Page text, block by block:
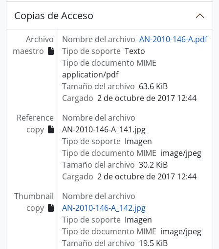
Copias de Acceso
Archivo
maestro
Nombre del archivo AN-2010-146-A.pdf
Tipo de soporte Texto
Tipo de documento MIME
application/pdf
Tamaño del archivo 63.6 KiB
Cargado 2 de octubre de 2017 12:44
Reference
copy
Nombre del archivo
AN-2010-146-A_141.jpg
Tipo de soporte Imagen
Tipo de documento MIME image/jpeg
Tamaño del archivo 30.2 KiB
Cargado 2 de octubre de 2017 12:44
Thumbnail
copy
Nombre del archivo
AN-2010-146-A_142.jpg
Tipo de soporte Imagen
Tipo de documento MIME image/jpeg
Tamaño del archivo 19.5 KiB